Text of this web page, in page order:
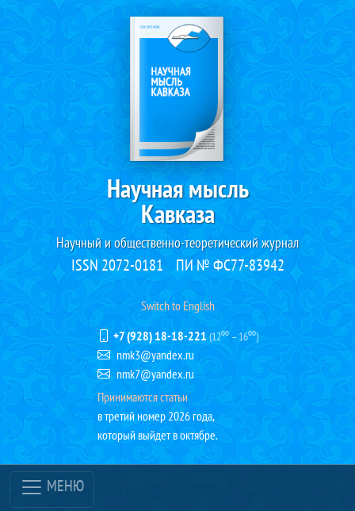
Научная мысль
Кавказа
Научный и общественно-теоретический журнал
ISSN 2072-0181 ПИ № ФС77-83942
Switch to English
+7 (928) 18-18-221(12⁰⁰ – 16⁰⁰)
nmk3@yandex.ru
nmk7@yandex.ru
Принимаются статьи
в третий номер 2026 года,
который выйдет в октябре.
МЕНЮ